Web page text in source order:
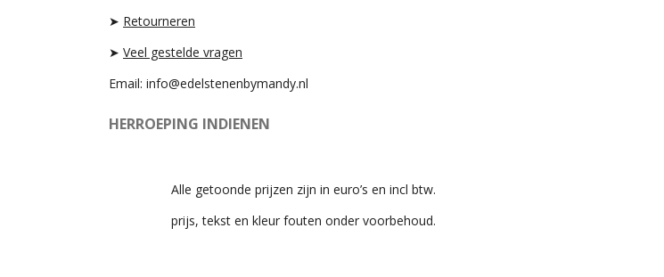
➤ Retourneren
➤ Veel gestelde vragen
Email: info@edelstenenbymandy.nl
HERROEPING INDIENEN
Alle getoonde prijzen zijn in euro’s en incl btw.
prijs, tekst en kleur fouten onder voorbehoud.